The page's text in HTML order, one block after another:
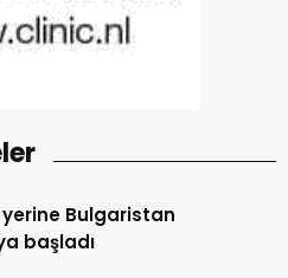
Bulgaristan
başladı